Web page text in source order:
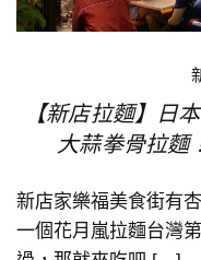
【新店拉麵】日
大蒜拳骨拉麵
新店家樂福美食街有
一個花月嵐拉麵台灣